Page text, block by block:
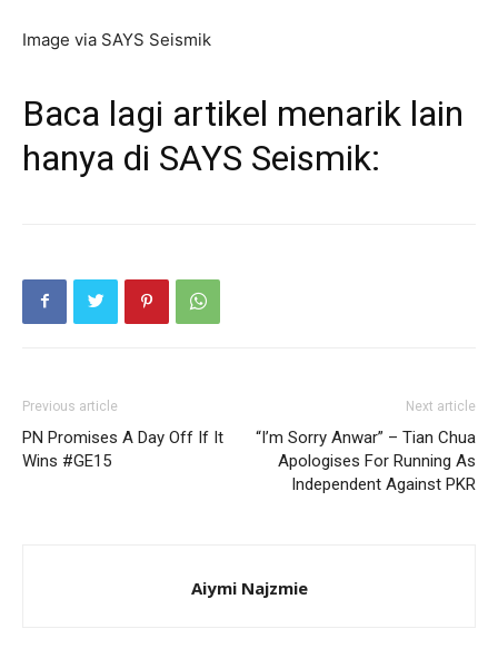
Image via SAYS Seismik
Baca lagi artikel menarik lain
hanya di SAYS Seismik:
Previous article
PN Promises A Day Off If It
Wins #GE15
Next article
“I’m Sorry Anwar” – Tian Chua
Apologises For Running As
Independent Against PKR
Aiymi Najzmie